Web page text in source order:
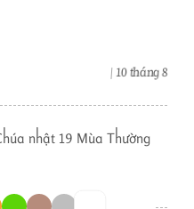
10 tháng 8
nhật 19 Mùa Thường